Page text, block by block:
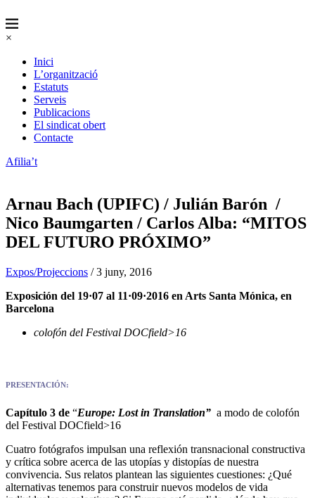
×
Inici
L’organització
Estatuts
Serveis
Publicacions
El sindicat obert
Contacte
Afilia’t
Arnau Bach (UPIFC) / Julián Barón /
Nico Baumgarten / Carlos Alba: “MITOS
DEL FUTURO PRÓXIMO”
Expos/Projeccions / 3 juny, 2016
Exposición del 19·07 al 11·09·2016 en Arts Santa Mónica, en
Barcelona
colofón del Festival DOCfield>16
PRESENTACIÓN:
Capítulo 3 de “Europe: Lost in Translation” a modo de colofón
del Festival DOCfield>16
Cuatro fotógrafos impulsan una reflexión transnacional constructiva
y crítica sobre acerca de las utopías y distopías de nuestra
convivencia. Sus relatos plantean las siguientes cuestiones: ¿Qué
alternativas tenemos para construir nuevos modelos de vida